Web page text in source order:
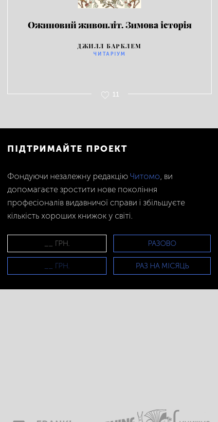
Ожиновий живопліт. Зимова історія
ДЖИЛЛ БАРКЛЕМ
ЧИТАРІУМ
11
ПІДТРИМАЙТЕ ПРОЕКТ
Фондуючи незалежну редакцію Читомо, ви
допомагаєте зростити нове покоління
професіоналів видавничої справи і збільшуєте
кількість хороших книжок у світі.
РАЗОВО
РАЗ НА МІСЯЦЬ